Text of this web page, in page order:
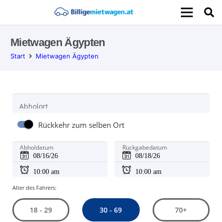
Mietwagen Ägypten
Start Mietwagen Ägypten
Abholort
Rückkehr zum selben Ort
Abholdatum Rückgabedatum
Alter des Fahrers:
18 - 29 30 - 69 70+